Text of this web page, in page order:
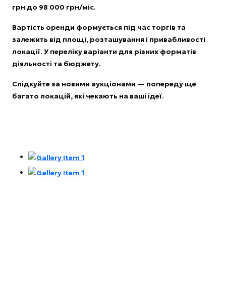
грн до 98 000 грн/міс.
Вартість оренди формується під час торгів та
залежить від площі, розташування і привабливості
локації. У переліку варіанти для різних форматів
діяльності та бюджету.
Слідкуйте за новими аукціонами — попереду ще
багато локацій, які чекають на ваші ідеї.